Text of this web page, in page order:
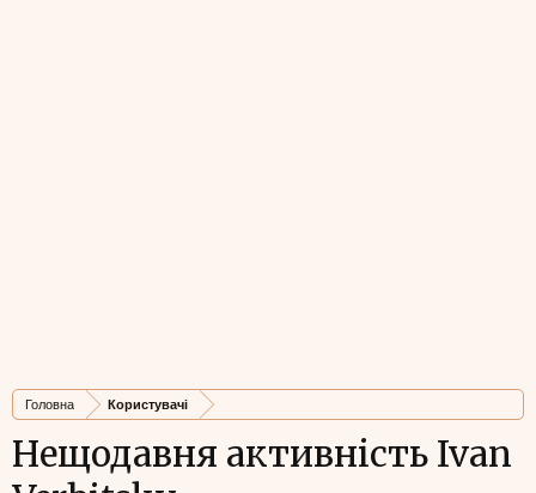
Головна Користувачі
Нещодавня активність Ivan